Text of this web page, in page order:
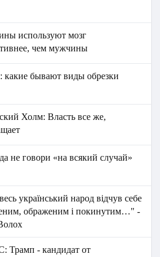
используют мозг
чем мужчины
какие бывают виды обрезки
Холм: Власть все же,
не говори «на всякий случай»
український народ відчув себе
ображеним і покинутим…" -
Трамп - кандидат от